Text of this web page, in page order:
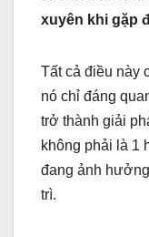
xuyên khi gặp
Tất cả điều này
nó chỉ đáng
trở thành giải
không phải là 1
đang ảnh
trì.